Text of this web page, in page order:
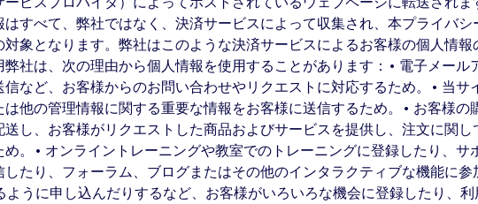
すべて、弊社ではなく、決済サービスによって収集され、本プライバ
象となります。弊社はこのような決済サービスによるお客様の個人情報
社は、次の理由から個人情報を使用することがあります：• 電子メール
など、お客様からのお問い合わせやリクエストに対応するため。• 当サ
他の管理情報に関する重要な情報をお客様に送信するため。• お客様の
し、お客様がリクエストした商品およびサービスを提供し、注文に関し
。• オンライントレーニングや教室でのトレーニングに登録したり、サ
たり、フォーラム、ブログまたはその他のインタラクティブな機能に参
うに申し込んだりするなど、お客様がいろいろな機会に登録したり、利